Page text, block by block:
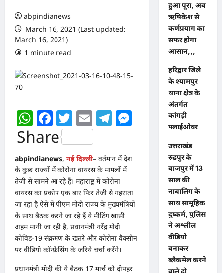
abpindianews
March 16, 2021 (Last updated:
March 16, 2021)
1 minute read
WhatsApp
Facebook
Twitter
EmailTelegram
Messenger
Share
abpindianews, नई दिल्ली– वर्तमान में देश
के कुछ राज्यों में कोरोना वायरस के मामलों में
तेजी से सामने आ रहे हैं। महाराष्ट्र में कोरोना
वायरस का प्रकोप एक बार फिर तेजी से गहराता
जा रहा है ऐसे में पीएम मोदी राज्य के मुख्यमंत्रियों
के साथ बैठक करने जा रहे हैं ये मीटिंग खासी
अहम मानी जा रही है, प्रधानमंत्री नरेंद्र मोदी
कोविड-19 संक्रमण के खतरे और कोरोना वैक्सीन
पर वीडियो कॉन्फ्रेंसिंग के जरिये चर्चा करेंगे।
प्रधानमंत्री मोदी की ये बैठक 17 मार्च को दोपहर
हुआ पूरा, अब
ऋषिकेश से
कर्णप्रयाग का
सफर होगा
आसान,,,
​हरिद्वार जिले
के श्यामपुर
थाना क्षेत्र के
अंतर्गत
कांगड़ी
फ्लाईओवर
उत्तराखंड
रुद्रपुर के
बाजपुर में 13
साल की
नाबालिग के
साथ सामूहिक
दुष्कर्म, पुलिस
ने अश्लील
वीडियो
बनाकर
ब्लैकमेल करने
वाले दो